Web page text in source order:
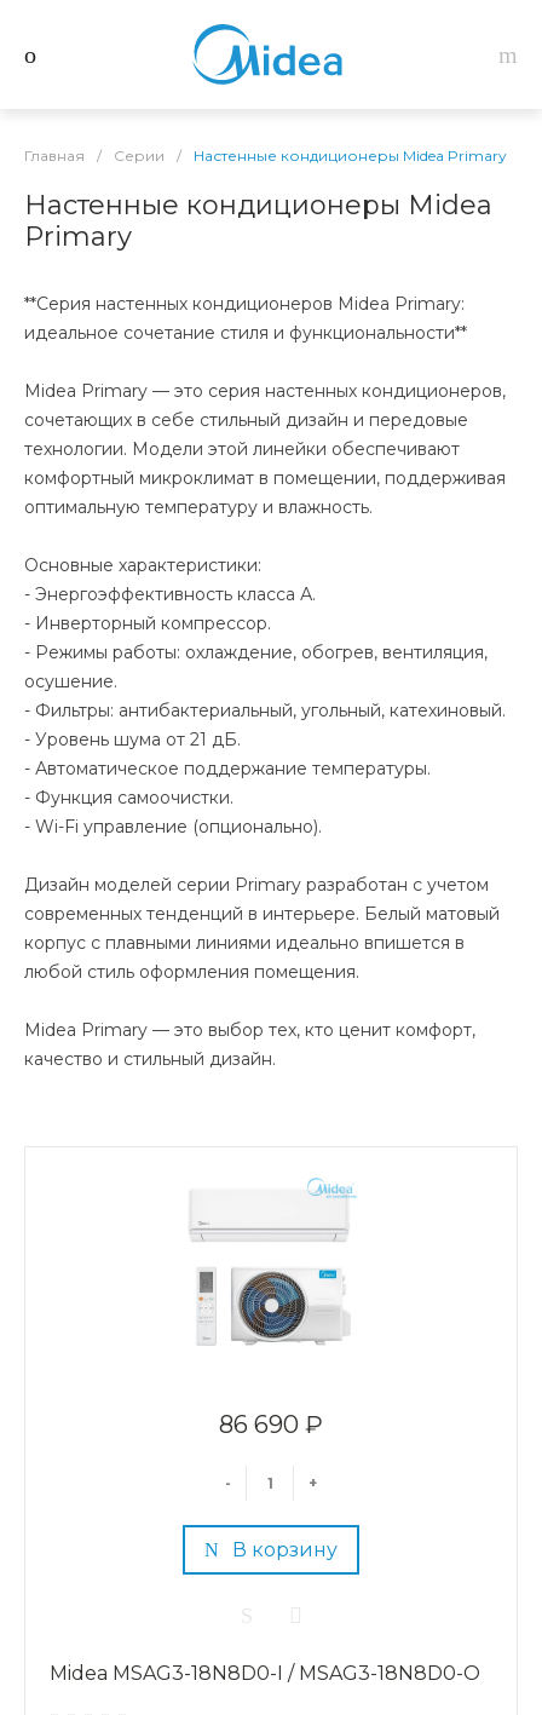
Главная / Серии / Настенные кондиционеры Midea Primary
Настенные кондиционеры Midea
Primary
**Серия настенных кондиционеров Midea Primary:
идеальное сочетание стиля и функциональности**
Midea Primary — это серия настенных кондиционеров,
сочетающих в себе стильный дизайн и передовые
технологии. Модели этой линейки обеспечивают
комфортный микроклимат в помещении, поддерживая
оптимальную температуру и влажность.
Основные характеристики:
- Энергоэффективность класса А.
- Инверторный компрессор.
- Режимы работы: охлаждение, обогрев, вентиляция,
осушение.
- Фильтры: антибактериальный, угольный, катехиновый.
- Уровень шума от 21 дБ.
- Автоматическое поддержание температуры.
- Функция самоочистки.
- Wi-Fi управление (опционально).
Дизайн моделей серии Primary разработан с учетом
современных тенденций в интерьере. Белый матовый
корпус с плавными линиями идеально впишется в
любой стиль оформления помещения.
Midea Primary — это выбор тех, кто ценит комфорт,
качество и стильный дизайн.
86 690 ₽
- +
В корзину
Midea MSAG3-18N8D0-I / MSAG3-18N8D0-O